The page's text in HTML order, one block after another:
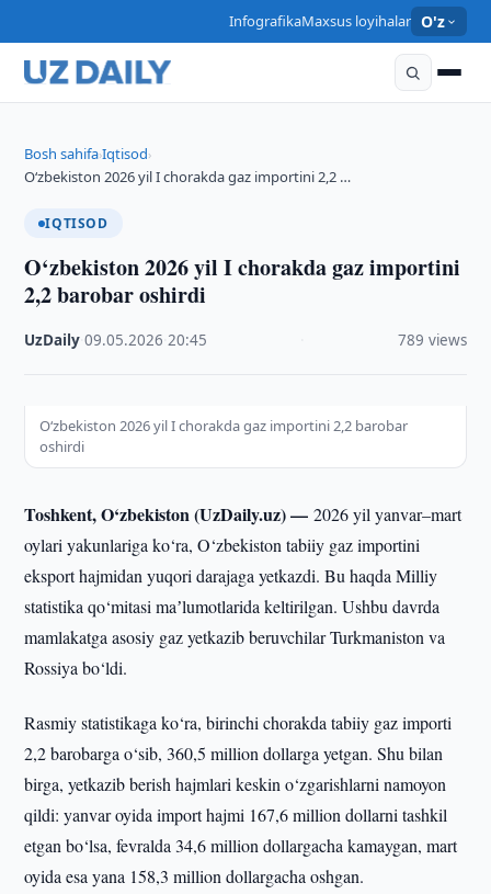
InfografikaMaxsus loyihalar O'z
Bosh sahifa›Iqtisod›
O‘zbekiston 2026 yil I chorakda gaz importini 2,2 …
IQTISOD
O‘zbekiston 2026 yil I chorakda gaz importini
2,2 barobar oshirdi
UzDaily ·09.05.2026 ·20:45 789 views
O‘zbekiston 2026 yil I chorakda gaz importini 2,2 barobar
oshirdi
Toshkent, O‘zbekiston (UzDaily.uz) —2026 yil yanvar–mart
oylari yakunlariga ko‘ra, O‘zbekiston tabiiy gaz importini
eksport hajmidan yuqori darajaga yetkazdi. Bu haqda Milliy
statistika qo‘mitasi maʼlumotlarida keltirilgan. Ushbu davrda
mamlakatga asosiy gaz yetkazib beruvchilar Turkmaniston va
Rossiya bo‘ldi.
Rasmiy statistikaga ko‘ra, birinchi chorakda tabiiy gaz importi
2,2 barobarga o‘sib, 360,5 million dollarga yetgan. Shu bilan
birga, yetkazib berish hajmlari keskin o‘zgarishlarni namoyon
qildi: yanvar oyida import hajmi 167,6 million dollarni tashkil
etgan bo‘lsa, fevralda 34,6 million dollargacha kamaygan, mart
oyida esa yana 158,3 million dollargacha oshgan.